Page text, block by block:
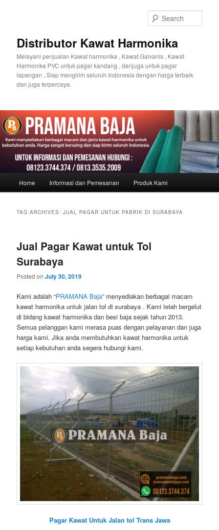
Distributor Kawat Harmonika
Melayani penjualan Kawat harmonika , Kawat Galvanis , Kawat
Harmonika PVC untuk pagar kandang , danjuga untuk pagar
lapangan , Siap mengirim seluruh Indonesia dengan harga terbaik
dan juga terpercaya.
Skip
content
Skip
content
Home Informasi dan Pemesanan Produk Kami
TAG ARCHIVES:JUAL PAGAR UNTUK PABRIK DI SURABAYA
Jual Pagar Kawat untuk Tol
Surabaya
Posted onJuly 30, 2019
Kami adalah “PRAMANA Baja” menyediakan berbagai macam
kawat harmonika untuk jalan tol di surabaya . Kami telah bergelut
di bidang kawat harmonika dan besi baja sejak tahun 2013.
Semua pelanggan kami merasa puas dengan pelayanan dan juga
harga kami. Jika anda membutuhkan kawat harmonika untuk
setiap kebutuhan anda segera hubungi kami.
Pagar Kawat Untuk Jalan tol Trans Jawa